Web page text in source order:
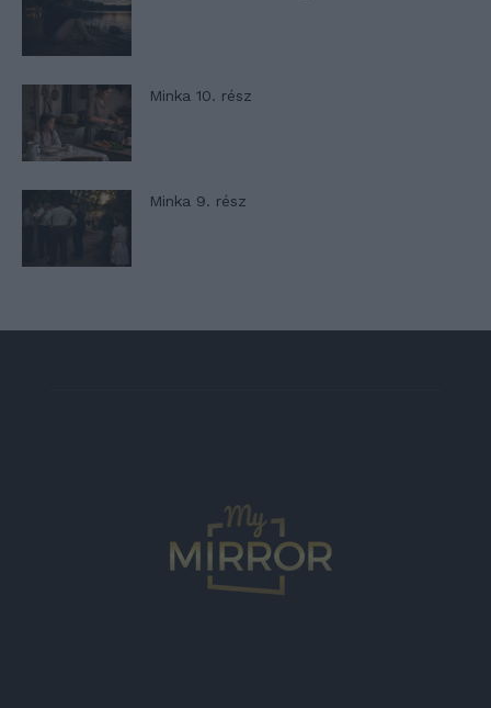
Minka 10. rész
Minka 9. rész